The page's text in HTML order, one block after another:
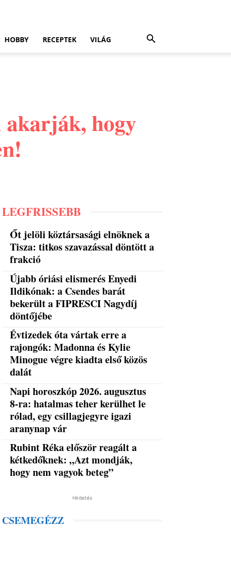
HOBBY RECEPTEK VILÁG
hogy
LEGFRISSEBB
Őt jelöli köztársasági elnöknek a
Tisza: titkos szavazással döntött a
frakció
Újabb óriási elismerés Enyedi
Ildikónak: a Csendes barát
bekerült a FIPRESCI Nagydíj
döntőjébe
Évtizedek óta vártak erre a
rajongók: Madonna és Kylie
Minogue végre kiadta első közös
dalát
Napi horoszkóp 2026. augusztus
8-ra: hatalmas teher kerülhet le
rólad, egy csillagjegyre igazi
aranynap vár
Rubint Réka először reagált a
kétkedőknek: „Azt mondják,
hogy nem vagyok beteg”
Hirdetés
CSEMEGÉZZ